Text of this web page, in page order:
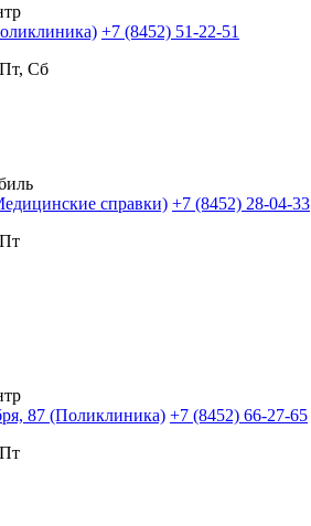
+7 (8452) 51-22-51
Сб
справки) +7 (8452) 28-04-33
87 (Поликлиника) +7 (8452) 66-27-65